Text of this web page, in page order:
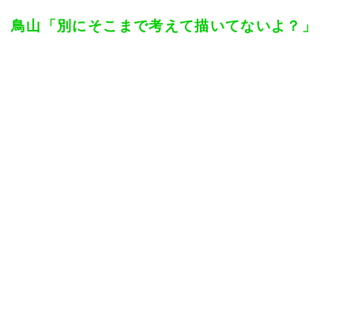
鳥山「別にそこまで考えて描いてないよ？」